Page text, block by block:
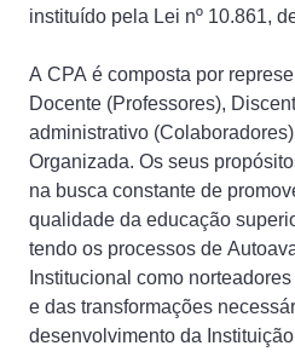
instituído pela Lei nº 10.861,
A CPA é composta por
Docente (Professores),
administrativo
Organizada. Os seus
na busca constante de
qualidade da educação
tendo os processos de
Institucional como
e das transformações
desenvolvimento da